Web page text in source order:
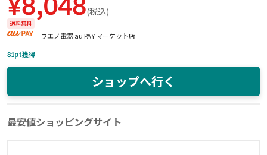
(税込)
送料無料
ウエノ電器 au PAY マーケット店
81pt獲得
ショップへ行く
最安値ショッピングサイト